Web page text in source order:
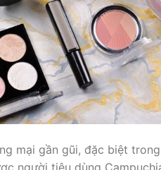
mại gần gũi, đặc biệt
người tiêu dùng